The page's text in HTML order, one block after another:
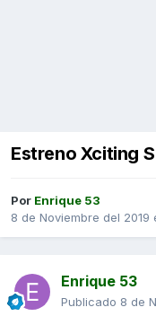
Estreno Xciting
Por Enrique 53
8 de Noviembre del 2019
Enrique 53
Publicado 8 de